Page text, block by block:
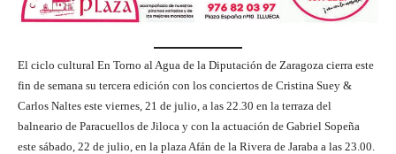
El ciclo cultural En Torno al Agua de la Diputación de Zaragoza cierra este
fin de semana su tercera edición con los conciertos de Cristina Suey &
Carlos Naltes este viernes, 21 de julio, a las 22.30 en la terraza del
balneario de Paracuellos de Jiloca y con la actuación de Gabriel Sopeña
este sábado, 22 de julio, en la plaza Afán de la Rivera de Jaraba a las 23.00.